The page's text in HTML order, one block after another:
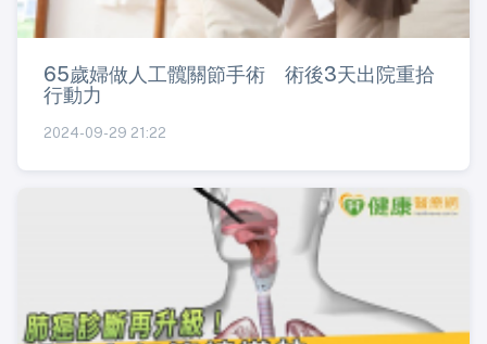
65歲婦做人工髖關節手術 術後3天出院重拾
行動力
2024-09-29 21:22